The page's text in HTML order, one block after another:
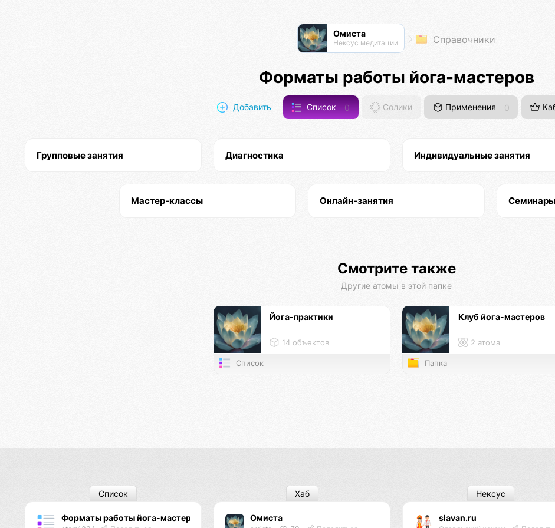
Омиста
Нексус медитации Справочники
Форматы работы йога-мастеров
Добавить Список 0 Солики Применения 0
Групповые занятия Диагностика Индивидуальные занятия
Мастер-классы Онлайн-занятия Семинары
Смотрите также
Другие атомы в этой папке
Йога-практики
14 объектов
Список
Клуб йога-мастеров
2 атома
Папка
Форматы работы йога-мастеров
Список
Омиста
Хаб
slavan.ru
Нексус